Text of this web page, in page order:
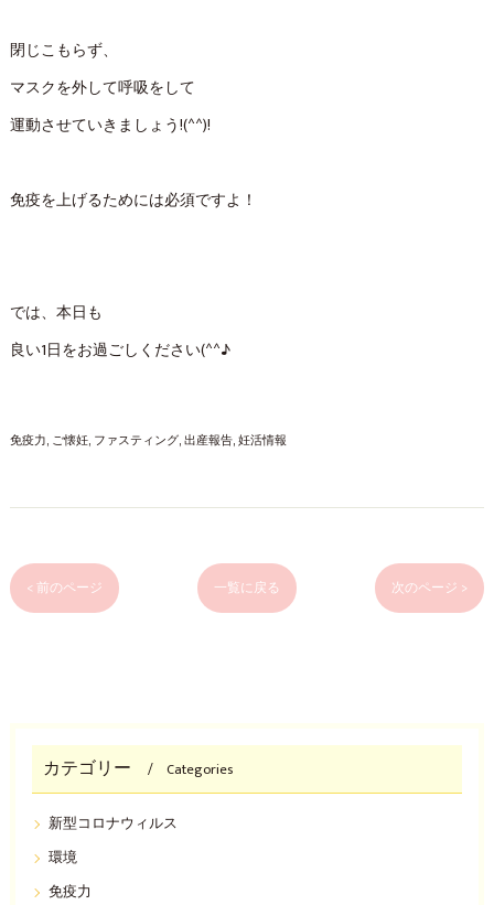
閉じこもらず、
マスクを外して呼吸をして
運動させていきましょう!(^^)!
免疫を上げるためには必須ですよ！
では、本日も
良い1日をお過ごしください(^^♪
免疫力 ご懐妊 ファスティング 出産報告 妊活情報
< 前のページ 一覧に戻る 次のページ >
カテゴリー Categories
新型コロナウィルス
環境
免疫力